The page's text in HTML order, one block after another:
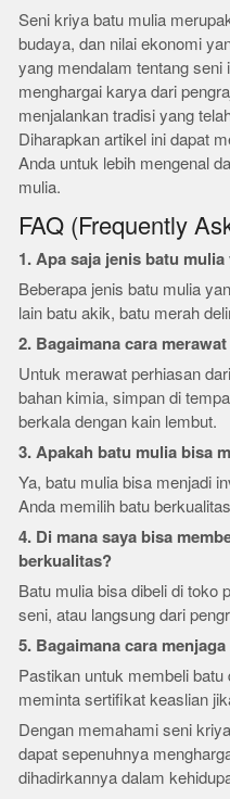
Seni kriya batu mulia
budaya, dan nilai ekonomi
yang mendalam tentang seni
menghargai karya dari
menjalankan tradisi yang
Diharapkan artikel ini dapat
Anda untuk lebih mengenal
mulia.
FAQ (Frequently
1. Apa saja jenis batu
Beberapa jenis batu mulia
lain batu akik, batu merah
2. Bagaimana cara
Untuk merawat perhiasan
bahan kimia, simpan di
berkala dengan kain lembut.
3. Apakah batu mulia bisa
Ya, batu mulia bisa menjadi
Anda memilih batu
4. Di mana saya bisa
berkualitas?
Batu mulia bisa dibeli di toko
seni, atau langsung dari
5. Bagaimana cara
Pastikan untuk membeli
meminta sertifikat keaslian
Dengan memahami seni
dapat sepenuhnya
dihadirkannya dalam